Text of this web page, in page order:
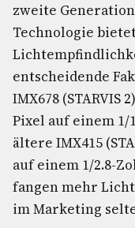
zweite
Technologie
entscheidende
IMX678
Pixel auf einem 1/
ältere IMX415
auf einem 1/2.8-
fangen mehr
im Marketing